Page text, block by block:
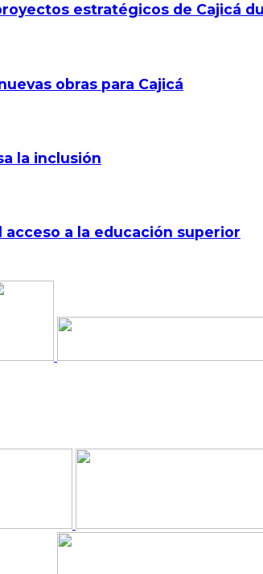
estratégicos de Cajicá
obras para Cajicá
la inclusión
acceso a la educación superior